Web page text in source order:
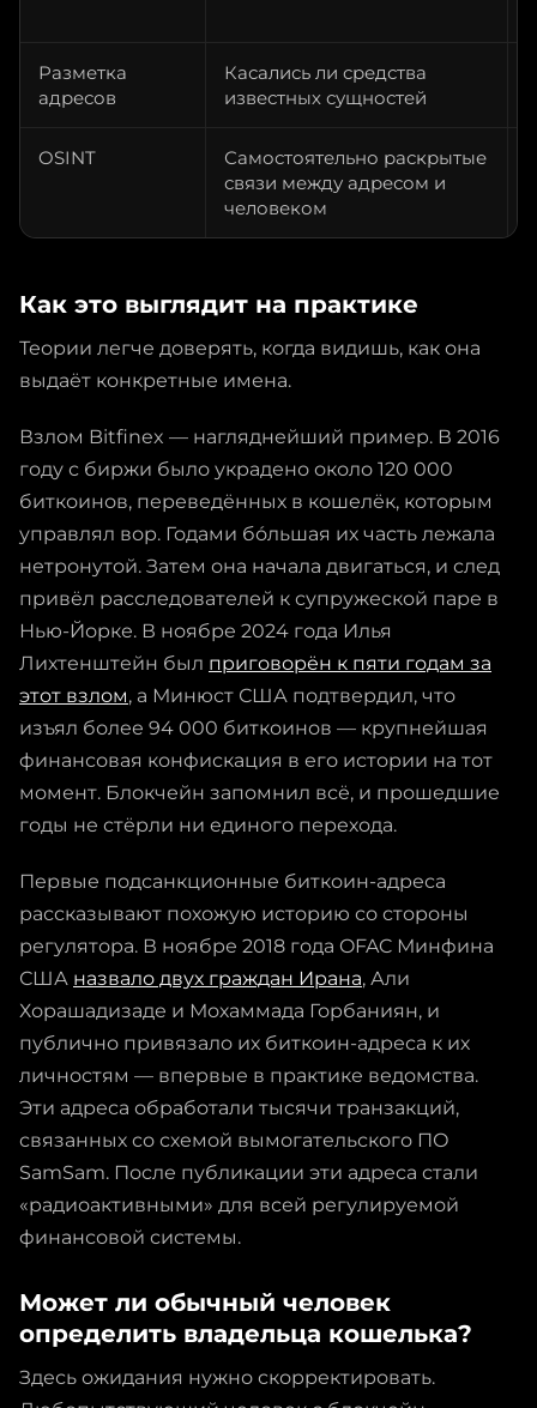
Разметка
адресов
Касались ли средства
известных сущностей
OSINT
Самостоятельно раскрытые
связи между адресом и
человеком
Как это выглядит на практике
Теории легче доверять, когда видишь, как она
выдаёт конкретные имена.
Взлом Bitfinex — нагляднейший пример. В 2016
году с биржи было украдено около 120 000
биткоинов, переведённых в кошелёк, которым
управлял вор. Годами бо́льшая их часть лежала
нетронутой. Затем она начала двигаться, и след
привёл расследователей к супружеской паре в
Нью-Йорке. В ноябре 2024 года Илья
Лихтенштейн был приговорён к пяти годам за
этот взлом, а Минюст США подтвердил, что
изъял более 94 000 биткоинов — крупнейшая
финансовая конфискация в его истории на тот
момент. Блокчейн запомнил всё, и прошедшие
годы не стёрли ни единого перехода.
Первые подсанкционные биткоин-адреса
рассказывают похожую историю со стороны
регулятора. В ноябре 2018 года OFAC Минфина
США назвало двух граждан Ирана, Али
Хорашадизаде и Мохаммада Горбаниян, и
публично привязало их биткоин-адреса к их
личностям — впервые в практике ведомства.
Эти адреса обработали тысячи транзакций,
связанных со схемой вымогательского ПО
SamSam. После публикации эти адреса стали
«радиоактивными» для всей регулируемой
финансовой системы.
Может ли обычный человек
определить владельца кошелька?
Здесь ожидания нужно скорректировать.